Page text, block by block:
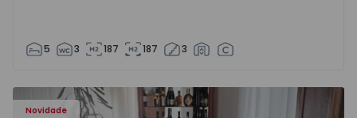
5 3 187 187 3
Novidade
- 1575635 - 12
Andar Moradia T6 Vila Nova de Gaia, Pedroso e Seixezelo